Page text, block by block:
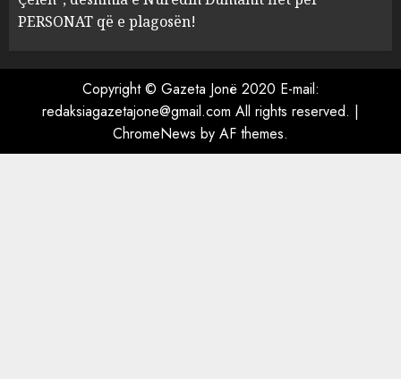
4 MARCH 25, 2025
ngjau me Talo Çelën”,
dëshmia e Nuredin Dumanit
flet për PERSONAT që e
plagosën!
PERSONAT që e plagosën!
Copyright © Gazeta Jonë 2020 E-mail:
redaksiagazetajone@gmail.com All rights reserved. |
ChromeNews by AF themes.